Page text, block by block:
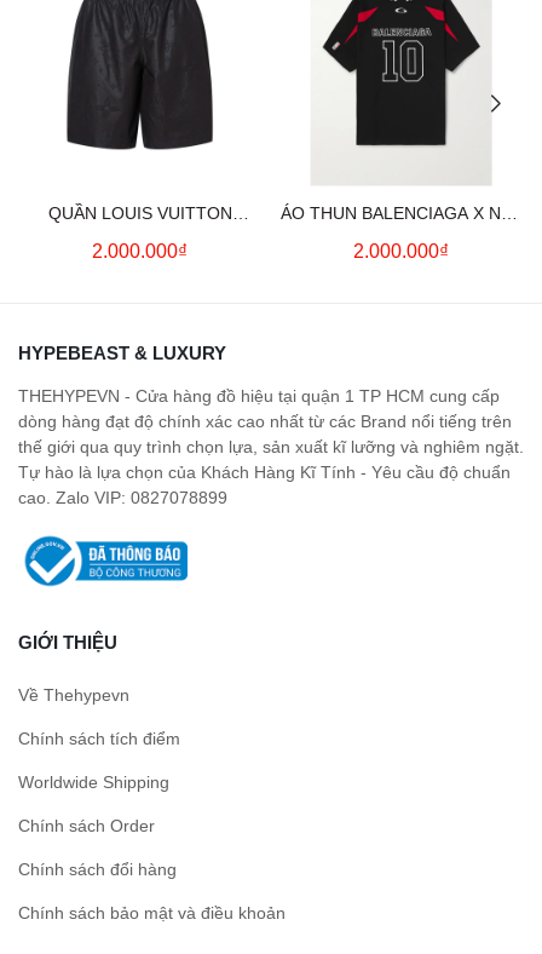
QUẦN LOUIS VUITTON
MONOGRAM MOIRE
2.000.000₫
ÁO THUN BALENCIAGA X NBA
LOGO COTTON JERSEY T-
2.000.000₫
HYPEBEAST & LUXURY
THEHYPEVN - Cửa hàng đồ hiệu tại quận 1 TP HCM cung cấp
dòng hàng đạt độ chính xác cao nhất từ các Brand nổi tiếng trên
thế giới qua quy trình chọn lựa, sản xuất kĩ lưỡng và nghiêm ngặt.
Tự hào là lựa chọn của Khách Hàng Kĩ Tính - Yêu cầu độ chuẩn
cao. Zalo VIP: 0827078899
GIỚI THIỆU
Về Thehypevn
Chính sách tích điểm
Worldwide Shipping
Chính sách Order
Chính sách đổi hàng
Chính sách bảo mật và điều khoản